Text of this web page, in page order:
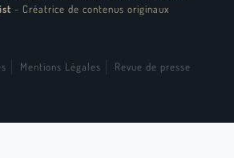
- Créatrice de contenus originaux
Mentions Légales Revue de presse